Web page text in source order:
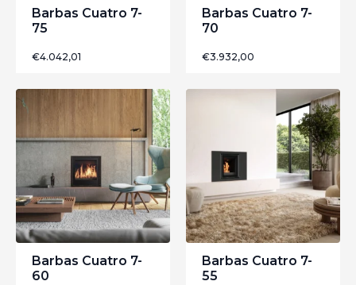
Barbas Cuatro 7-
75
€4.042,01
Barbas Cuatro 7-
70
€3.932,00
Barbas Cuatro 7-
60
Barbas Cuatro 7-
55